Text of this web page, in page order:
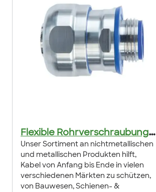
F
lexible Rohrverschraubungen
Unser Sortiment an nichtmetallischen
und metallischen Produkten hilft,
Kabel von Anfang bis Ende in vielen
verschiedenen Märkten zu schützen,
von Bauwesen, Schienen- &